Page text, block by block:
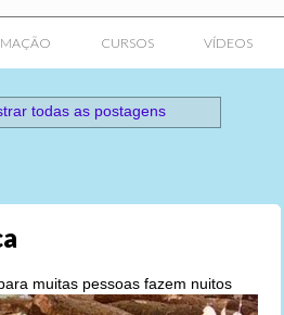
CURSOS VÍDEOS
todas as postagens
muitas pessoas fazem nuitos